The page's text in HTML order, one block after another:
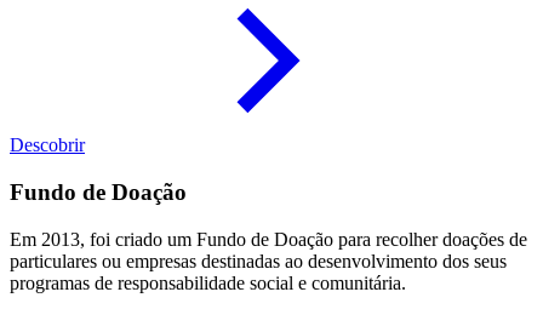
Descobrir
Fundo de Doação
Em 2013, foi criado um Fundo de Doação para recolher doações de
particulares ou empresas destinadas ao desenvolvimento dos seus
programas de responsabilidade social e comunitária.